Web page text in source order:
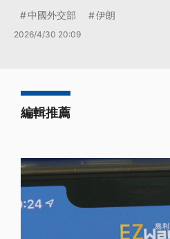
中國外交部 伊朗
2026/4/30 20:09
編輯推薦